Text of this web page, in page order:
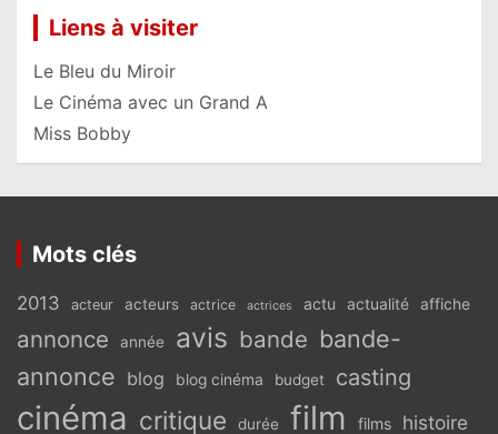
Liens à visiter
Le Bleu du Miroir
Le Cinéma avec un Grand A
Miss Bobby
Mots clés
2013 acteur acteurs actrice actrices actu actualité affiche
annonce année avis bande bande-
annonce blog blog cinéma budget casting
cinéma critique durée film films histoire